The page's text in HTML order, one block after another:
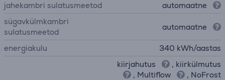
jahekambri sulatusmeetod
automaatne
sügavkülmkambri
sulatusmeetod
automaatne
energiakulu 340 kWh/aastas
kiirjahutus
, kiirkülmutus
, Multiflow
, NoFrost